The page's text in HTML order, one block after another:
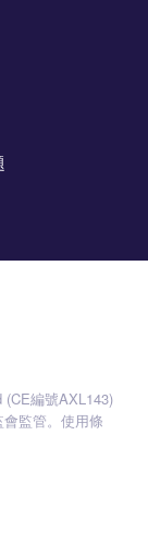
編號AXL143)
監管。 使用條